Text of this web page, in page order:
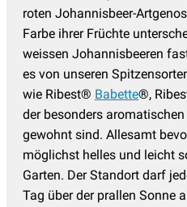
roten Johannisbeer-
Farbe ihrer Früchte
weissen Johannisbeeren
es von unseren
wie Ribest® Babette®,
der besonders
gewohnt sind. Allesamt
möglichst helles und leicht
Garten. Der Standort darf
Tag über der prallen Sonne